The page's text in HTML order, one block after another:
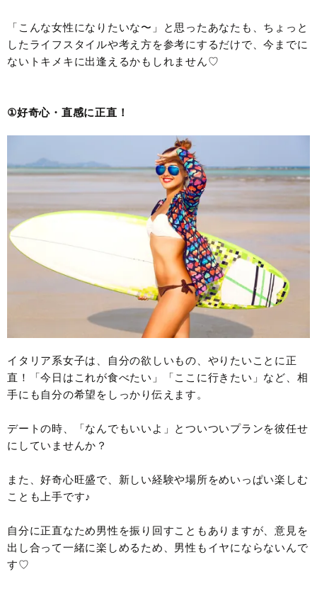
「こんな女性になりたいな〜」と思ったあなたも、ちょっと
したライフスタイルや考え方を参考にするだけで、今までに
ないトキメキに出逢えるかもしれません♡
①好奇心・直感に正直！
イタリア系女子は、自分の欲しいもの、やりたいことに正
直！「今日はこれが食べたい」「ここに行きたい」など、相
手にも自分の希望をしっかり伝えます。
デートの時、「なんでもいいよ」とついついプランを彼任せ
にしていませんか？
また、好奇心旺盛で、新しい経験や場所をめいっぱい楽しむ
ことも上手です♪
自分に正直なため男性を振り回すこともありますが、意見を
出し合って一緒に楽しめるため、男性もイヤにならないんで
す♡